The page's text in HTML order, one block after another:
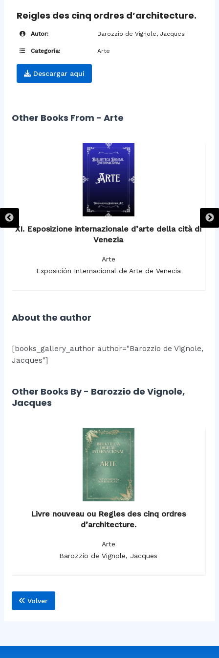
Reigles des cinq ordres d’architecture.
Autor: Barozzio de Vignole, Jacques
Categoría: Arte
Descargar aquí
Other Books From - Arte
XI. Esposizione internazionale d’arte della cità di
Venezia
Arte
Exposición Internacional de Arte de Venecia
About the author
[books_gallery_author author="Barozzio de Vignole,
Jacques"]
Other Books By - Barozzio de Vignole,
Jacques
Livre nouveau ou Regles des cinq ordres
d’architecture.
Arte
Barozzio de Vignole, Jacques
Volver